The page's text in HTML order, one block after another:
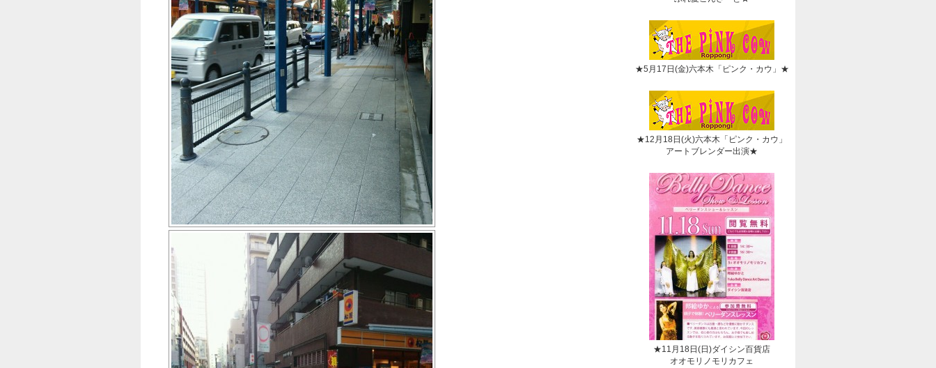
★5月17日(金)六本木「ピンク・カウ」★
★12月18日(火)六本木「ピンク・カウ」
アートブレンダー出演★
★11月18日(日)ダイシン百貨店
オオモリノモリカフェ